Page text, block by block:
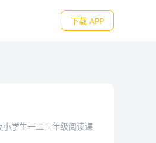
下载 APP
学生一二三年级阅读课